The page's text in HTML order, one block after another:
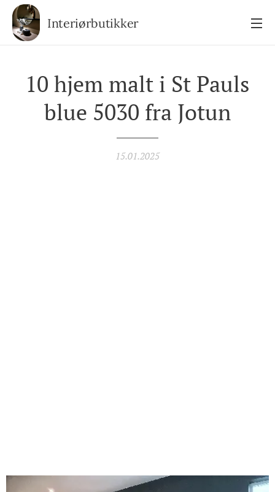
Interiørbutikker
10 hjem malt i St Pauls
blue 5030 fra Jotun
15.01.2025